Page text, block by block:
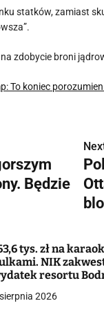
statków, zamiast
zdobycie broni
To koniec
Będzie
tys. zł na
NIK
resortu
2026